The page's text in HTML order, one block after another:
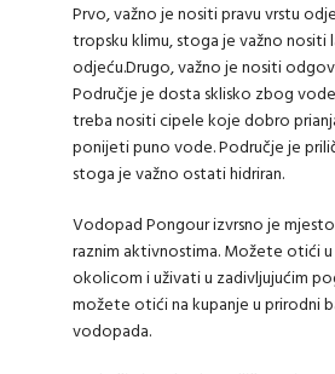
Prvo, važno je nositi pravu vrstu
tropsku klimu, stoga je važno nositi
odjeću.Drugo, važno je nositi
Područje je dosta sklisko zbog
treba nositi cipele koje dobro
ponijeti puno vode. Područje je
stoga je važno ostati hidriran.
Vodopad Pongour izvrsno je
raznim aktivnostima. Možete otići
okolicom i uživati ​​u zadivljujućim
možete otići na kupanje u prirodni
vodopada.